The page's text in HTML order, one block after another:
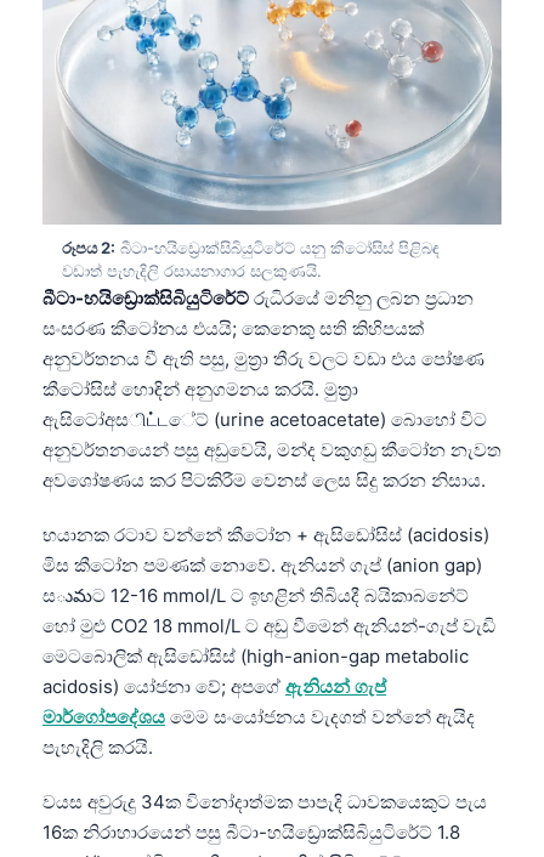
රූපය 2: බීටා-හයිඩ්‍රොක්සිබියුටිරේට් යනු කීටෝසිස් පිළිබඳ
වඩාත් පැහැදිලි රසායනාගාර සලකුණයි.
බීටා-හයිඩ්‍රොක්සිබියුටිරේට් රුධිරයේ මනිනු ලබන ප්‍රධාන
සංසරණ කීටෝනය එයයි; කෙනෙකු සති කිහිපයක්
අනුවර්තනය වී ඇති පසු, මුත්‍රා තීරු වලට වඩා එය පෝෂණ
කීටෝසිස් හොඳින් අනුගමනය කරයි. මුත්‍රා
ඇසිටෝඅසிட்டේට් (urine acetoacetate) බොහෝ විට
අනුවර්තනයෙන් පසු අඩුවෙයි, මන්ද වකුගඩු කීටෝන නැවත
අවශෝෂණය කර පිටකිරීම වෙනස් ලෙස සිදු කරන නිසාය.
භයානක රටාව වන්නේ කීටෝන + ඇසිඩෝසිස් (acidosis)
මිස කීටෝන පමණක් නොවේ. ඇනියන් ගැප් (anion gap)
සుమට 12-16 mmol/L ට ඉහළින් තිබියදී බයිකාබනේට්
හෝ මුළු CO2 18 mmol/L ට අඩු වීමෙන් ඇනියන්-ගැප් වැඩි
මෙටබොලික් ඇසිඩෝසිස් (high-anion-gap metabolic
acidosis) යෝජනා වේ; අපගේ ඇනියන් ගැප්
මාර්ගෝපදේශය මෙම සංයෝජනය වැදගත් වන්නේ ඇයිද
පැහැදිලි කරයි.
වයස අවුරුදු 34ක විනෝදාත්මක පාපැදි ධාවකයෙකුට පැය
16ක නිරාහාරයෙන් පසු බීටා-හයිඩ්‍රොක්සිබියුටිරේට් 1.8